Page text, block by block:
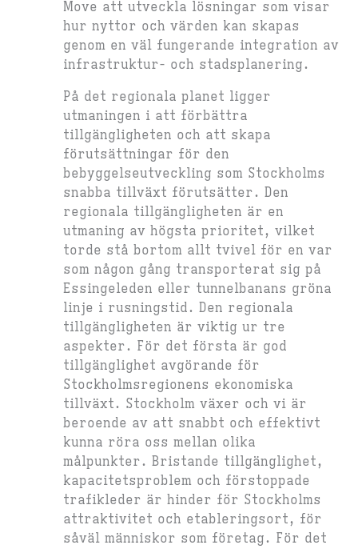
Move att utveckla lösningar som visar
hur nyttor och värden kan skapas
genom en väl fungerande integration av
infrastruktur- och stadsplanering.
På det regionala planet ligger
utmaningen i att förbättra
tillgängligheten och att skapa
förutsättningar för den
bebyggelseutveckling som Stockholms
snabba tillväxt förutsätter. Den
regionala tillgängligheten är en
utmaning av högsta prioritet, vilket
torde stå bortom allt tvivel för en var
som någon gång transporterat sig på
Essingeleden eller tunnelbanans gröna
linje i rusningstid. Den regionala
tillgängligheten är viktig ur tre
aspekter. För det första är god
tillgänglighet avgörande för
Stockholmsregionens ekonomiska
tillväxt. Stockholm växer och vi är
beroende av att snabbt och effektivt
kunna röra oss mellan olika
målpunkter. Bristande tillgänglighet,
kapacitetsproblem och förstoppade
trafikleder är hinder för Stockholms
attraktivitet och etableringsort, för
såväl människor som företag. För det